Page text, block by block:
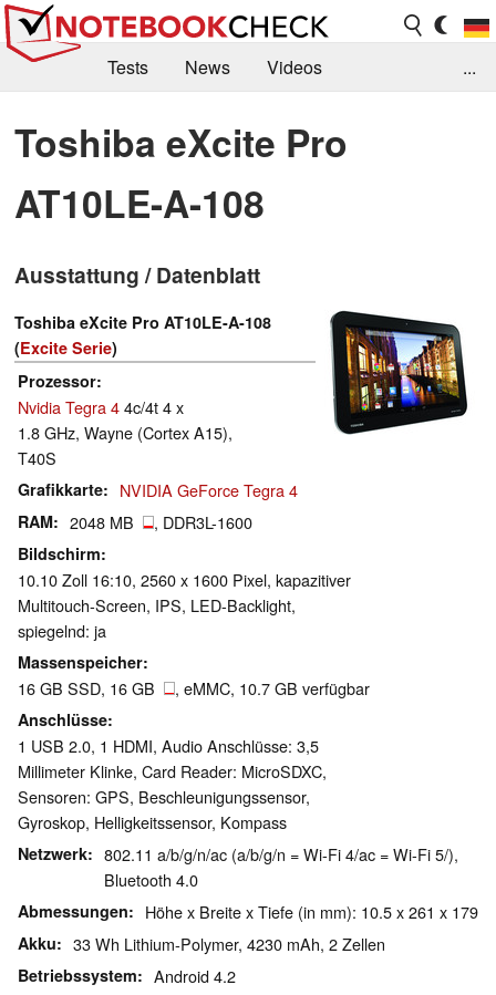
Tests News
Videos
Kaufberatung
Deals Suche
Jobs
Forum
...
Toshiba eXcite Pro
AT10LE-A-108
Ausstattung / Datenblatt
Toshiba eXcite Pro AT10LE-A-108
(Excite Serie)
Prozessor
Nvidia Tegra 44c/4t 4 x
1.8 GHz, Wayne (Cortex A15),
T40S
Grafikkarte NVIDIA GeForce Tegra 4
RAM 2048 MB , DDR3L-1600
Bildschirm
10.10 Zoll 16:10, 2560 x 1600 Pixel, kapazitiver
Multitouch-Screen, IPS, LED-Backlight,
spiegelnd: ja
Massenspeicher
16 GB SSD, 16 GB , eMMC, 10.7 GB verfügbar
Anschlüsse
1 USB 2.0, 1 HDMI, Audio Anschlüsse: 3,5
Millimeter Klinke, Card Reader: MicroSDXC,
Sensoren: GPS, Beschleunigungssensor,
Gyroskop, Helligkeitssensor, Kompass
Netzwerk
802.11 a/b/g/n/ac (a/b/g/n = Wi-Fi 4/ac = Wi-Fi 5/),
Bluetooth 4.0
Abmessungen Höhe x Breite x Tiefe (in mm): 10.5 x 261 x 179
Akku 33 Wh Lithium-Polymer, 4230 mAh, 2 Zellen
Betriebssystem Android 4.2